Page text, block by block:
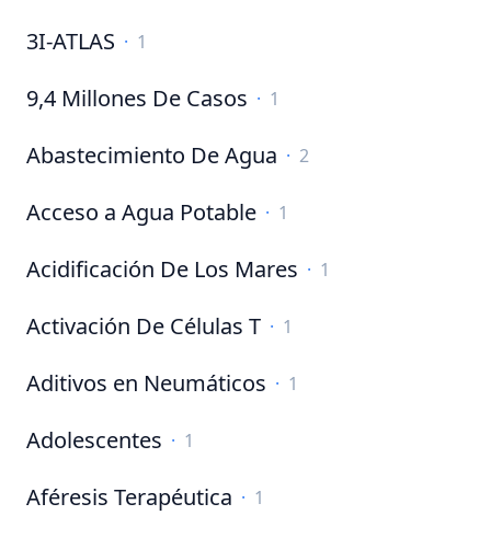
3I-ATLAS · 1
9,4 Millones De Casos · 1
Abastecimiento De Agua · 2
Acceso a Agua Potable · 1
Acidificación De Los Mares · 1
Activación De Células T · 1
Aditivos en Neumáticos · 1
Adolescentes · 1
Aféresis Terapéutica · 1